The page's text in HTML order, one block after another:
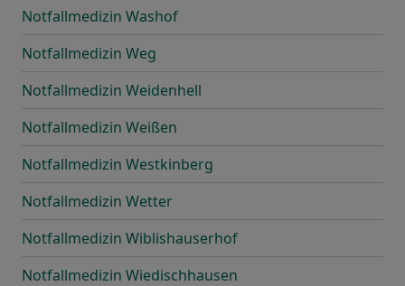
Notfallmedizin Washof
Notfallmedizin Weg
Notfallmedizin Weidenhell
Notfallmedizin Weißen
Notfallmedizin Westkinberg
Notfallmedizin Wetter
Notfallmedizin Wiblishauserhof
Notfallmedizin Wiedischhausen